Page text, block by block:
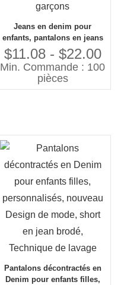
Jeans en denim pour
enfants, pantalons en jeans
déchirés pour garçons
$11.08 - $22.00
Min. Commande : 100
pièces
Pantalons décontractés en
Denim pour enfants filles,